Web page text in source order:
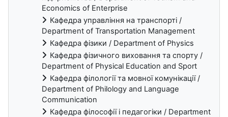
Economics of Enterprise
Кафедра управління на транспорті /
Department of Transportation Management
Кафедра фізики / Department of Physics
Кафедра фізичного виховання та спорту /
Department of Physical Education and Sport
Кафедра філології та мовної комунікації /
Department of Philology and Language
Communication
Кафедра філософії і педагогіки / Department